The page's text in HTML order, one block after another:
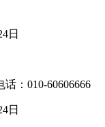
日
：010-60606666
日